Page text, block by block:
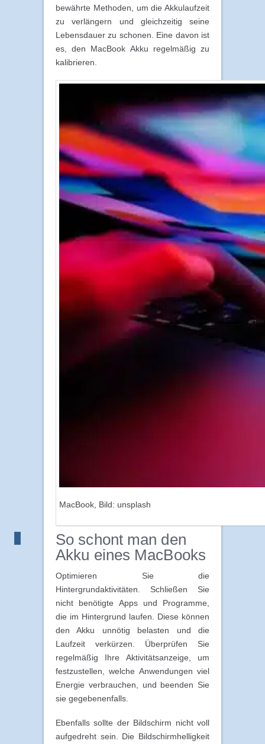
bewährte Methoden, um die Akkulaufzeit
zu verlängern und gleichzeitig seine
Lebensdauer zu schonen. Eine davon ist
es, den MacBook Akku regelmäßig zu
kalibrieren.
MacBook, Bild: unsplash
So schont man den
Akku eines MacBooks
Optimieren Sie die
Hintergrundaktivitäten. Schließen Sie
nicht benötigte Apps und Programme,
die im Hintergrund laufen. Diese können
den Akku unnötig belasten und die
Laufzeit verkürzen. Überprüfen Sie
regelmäßig Ihre Aktivitätsanzeige, um
festzustellen, welche Anwendungen viel
Energie verbrauchen, und beenden Sie
sie gegebenenfalls.
Ebenfalls sollte der Bildschirm nicht voll
aufgedreht sein. Die Bildschirmhelligkeit